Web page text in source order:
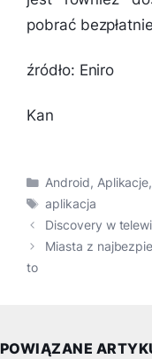
pobrać
źródło: Eniro
Kan
Kategorie
Android, Aplikacje,
Tagi
aplikacja
Discovery w
Miasta z
to
POWIĄZANE